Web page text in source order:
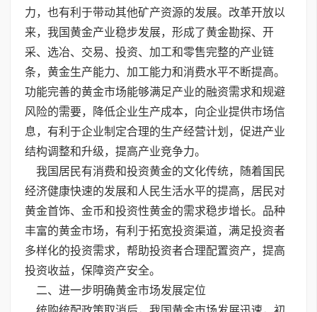
力，也有利于带动其他矿产资源的发展。改革开放以
来，我国黄金产业稳步发展，形成了黄金勘探、开
采、选冶、交易、投资、加工和零售完整的产业链
条，黄金生产能力、加工能力和消费水平不断提高。
功能完善的黄金市场能够满足产业的融资需求和规避
风险的需要，降低企业生产成本，向企业提供市场信
息，有利于企业制定合理的生产经营计划，促进产业
结构调整和升级，提高产业竞争力。
我国居民有消费和投资黄金的文化传统，随着国民
经济健康快速的发展和人民生活水平的提高，居民对
黄金首饰、金币和投资性黄金的需求稳步增长。品种
丰富的黄金市场，有利于拓宽投资渠道，满足投资者
多样化的投资需求，帮助投资者合理配置资产，提高
投资收益，保障资产安全。
二、进一步明确黄金市场发展定位